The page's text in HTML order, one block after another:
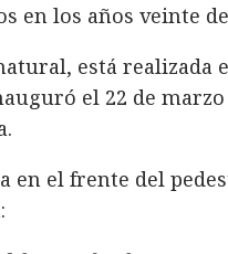
en los años veinte
está realizada
el 22 de
en el frente del